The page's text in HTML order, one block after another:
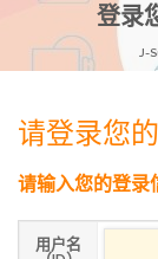
登录
J-
请登录您
请输入您的登录
用户名